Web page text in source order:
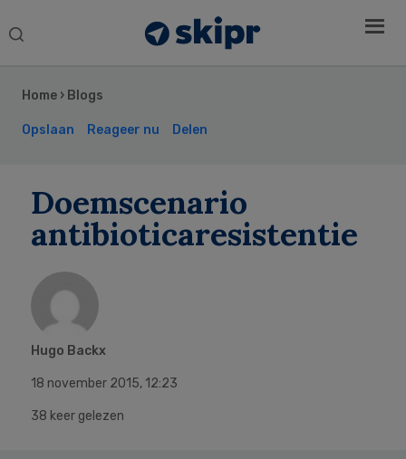
Search
Home › Blogs
Opslaan Reageer nu Delen
Doemscenario
antibioticaresistentie
Hugo Backx
18 november 2015, 12:23
38 keer gelezen
Sidebar